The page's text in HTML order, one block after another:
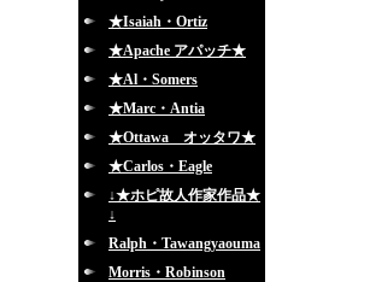
★Isaiah・Ortiz
★Apache アパッチ★
★Al・Somers
★Marc・Antia
★Ottawa オッタワ★
★Carlos・Eagle
↓★ホピ故人作家作品★
↓
Ralph・Tawangyaouma
Morris・Robinson